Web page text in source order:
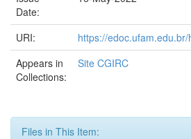
Date:
URI:
https://
Appears in
Collections:
Site CGIRC
Files in This Item: